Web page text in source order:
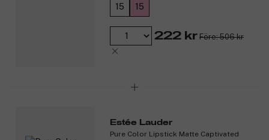
3257690
15 15
222 kr Före: 506 kr
Estée Lauder
Pure Color Lipstick Matte Captivated